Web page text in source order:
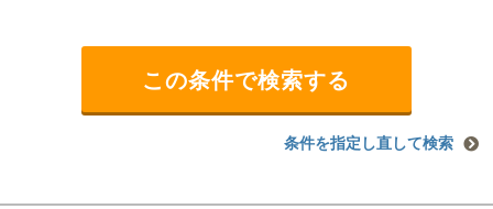
条件を指定し直して検索